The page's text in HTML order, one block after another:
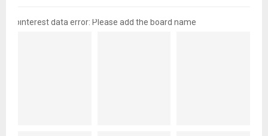
pinterest data error: Please add the board name